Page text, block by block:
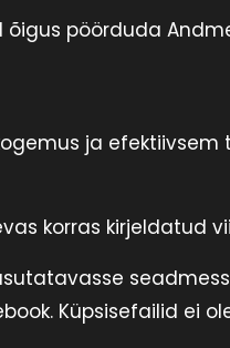
pöörduda
ja
korras kirjeldatud
Küpsisefailid ei